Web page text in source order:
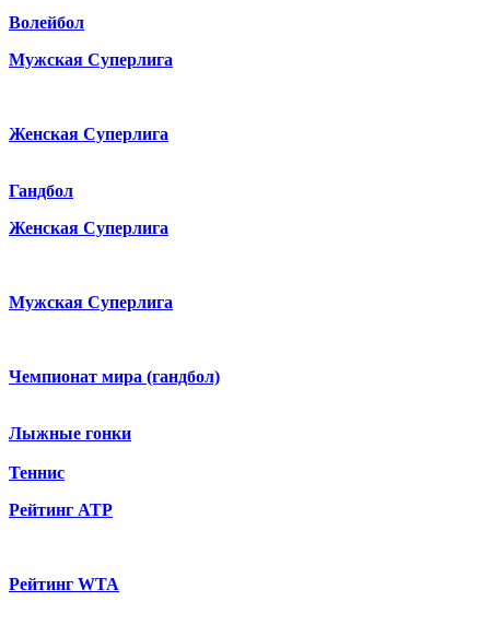
Волейбол
Мужская Суперлига
Женская Суперлига
Гандбол
Женская Суперлига
Мужская Суперлига
Чемпионат мира (гандбол)
Лыжные гонки
Теннис
Рейтинг ATP
Рейтинг WTA